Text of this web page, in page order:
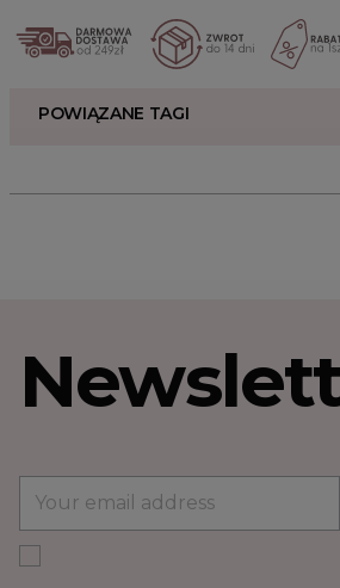
POWIĄZANE TAGI